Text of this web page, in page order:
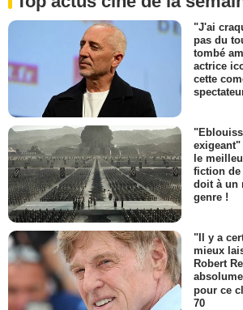
"J'ai
pas du
tombé
actrice
cette
exigeant"
le
fiction de
doit à un
genre !
"Il y a
mieux
Robert
pour ce
70